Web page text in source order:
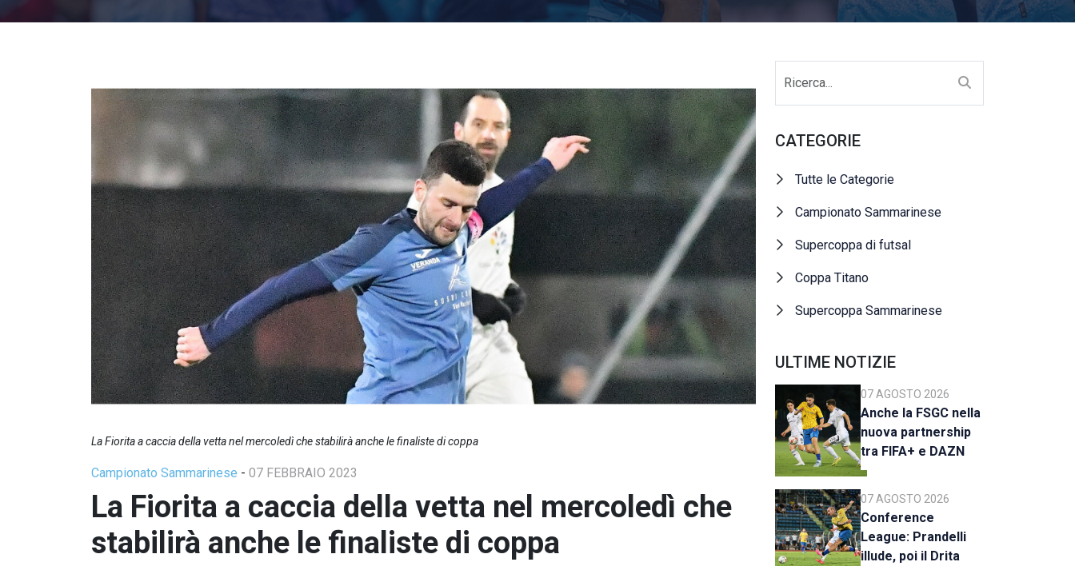
La Fiorita a caccia della vetta nel mercoledì che stabilirà anche le finaliste di coppa
Campionato Sammarinese - 07 FEBBRAIO 2023
La Fiorita a caccia della vetta nel mercoledì che
stabilirà anche le finaliste di coppa
CATEGORIE
Tutte le Categorie
Campionato Sammarinese
Supercoppa di futsal
Coppa Titano
Supercoppa Sammarinese
ULTIME NOTIZIE
07 AGOSTO 2026
Anche la FSGC nella
nuova partnership
tra FIFA+ e DAZN
07 AGOSTO 2026
Conference
League: Prandelli
illude, poi il Drita